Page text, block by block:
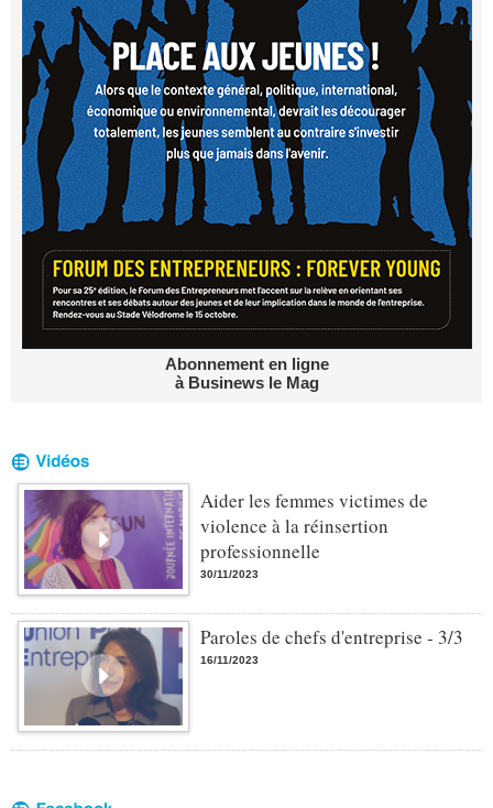
Abonnement en ligne
à Businews le Mag
Aider les femmes victimes de
violence à la réinsertion
professionnelle
30/11/2023
Paroles de chefs d'entreprise - 3/3
16/11/2023